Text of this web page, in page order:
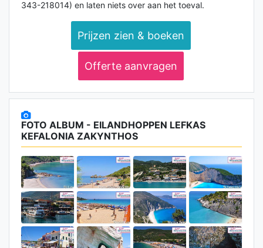
343-218014) en laten niets over aan het toeval.
Prijzen zien & boeken
Offerte aanvragen
FOTO ALBUM - EILANDHOPPEN LEFKAS
KEFALONIA ZAKYNTHOS